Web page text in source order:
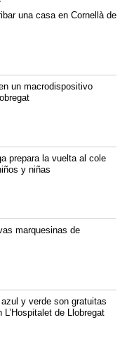
una casa en Cornellà de
un macrodispositivo
prepara la vuelta al cole
y niñas
marquesinas de
y verde son gratuitas
de Llobregat